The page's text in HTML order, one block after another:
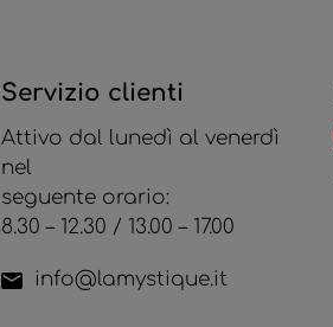
Servizio clienti
Attivo dal lunedì al venerdì
nel
seguente orario:
8.30 – 12.30 / 13.00 – 17.00
info@lamystique.it